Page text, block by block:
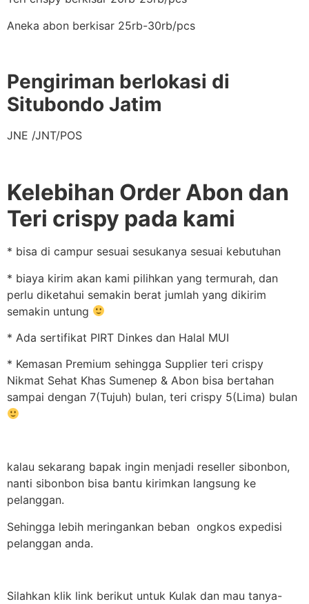
Aneka abon berkisar 25rb-30rb/pcs
Pengiriman berlokasi di
Situbondo Jatim
JNE /JNT/POS
Kelebihan Order Abon dan
Teri crispy pada kami
* bisa di campur sesuai sesukanya sesuai kebutuhan
* biaya kirim akan kami pilihkan yang termurah, dan
perlu diketahui semakin berat jumlah yang dikirim
semakin untung
* Ada sertifikat PIRT Dinkes dan Halal MUI
* Kemasan Premium sehingga Supplier teri crispy
Nikmat Sehat Khas Sumenep & Abon bisa bertahan
sampai dengan 7(Tujuh) bulan, teri crispy 5(Lima) bulan
kalau sekarang bapak ingin menjadi reseller sibonbon,
nanti sibonbon bisa bantu kirimkan langsung ke
pelanggan.
Sehingga lebih meringankan beban ongkos expedisi
pelanggan anda.
Silahkan klik link berikut untuk Kulak dan mau tanya-